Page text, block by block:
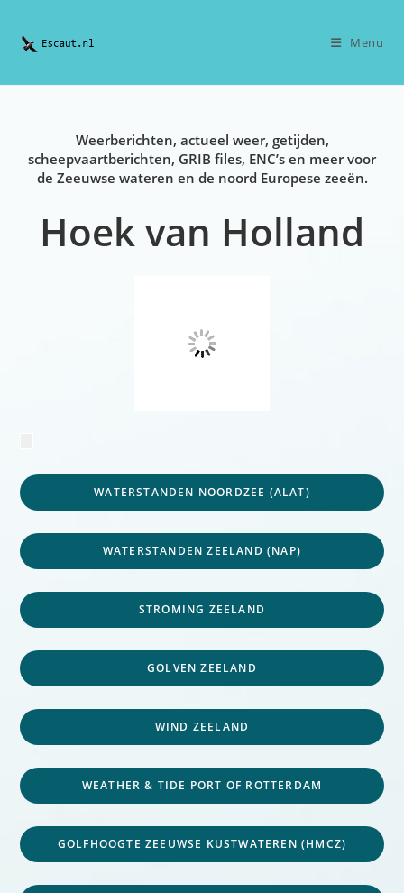
naar
inhoud
Menu
Weerberichten, actueel weer, getijden,
scheepvaartberichten, GRIB files, ENC’s en meer voor
de Zeeuwse wateren en de noord Europese zeeën.
Hoek van Holland
WATERSTANDEN NOORDZEE (ALAT)
WATERSTANDEN ZEELAND (NAP)
STROMING ZEELAND
GOLVEN ZEELAND
WIND ZEELAND
WEATHER & TIDE PORT OF ROTTERDAM
GOLFHOOGTE ZEEUWSE KUSTWATEREN (HMCZ)